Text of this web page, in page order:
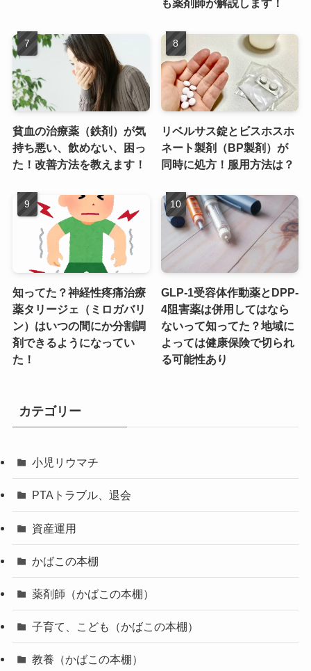
も薬剤師が解説します！
貧血の治療薬（鉄剤）が気
持ち悪い、飲めない、困っ
た！改善方法を教えます！
リベルサス錠とビスホスホ
ネート製剤（BP製剤）が
同時に処方！服用方法は？
知ってた？神経性疼痛治療
薬タリージェ（ミロガバリ
ン）はいつの間にか分割調
剤できるようになってい
た！
GLP-1受容体作動薬とDPP-
4阻害薬は併用してはなら
ないって知ってた？地域に
よっては健康保険で切られ
る可能性あり
カテゴリー
小児リウマチ
PTAトラブル、退会
資産運用
かばこの本棚
薬剤師（かばこの本棚）
子育て、こども（かばこの本棚）
教養（かばこの本棚）